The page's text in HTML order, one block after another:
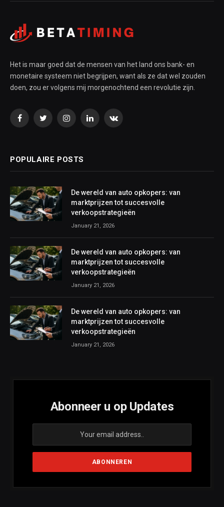
Het is maar goed dat de mensen van het land ons bank- en
monetaire systeem niet begrijpen, want als ze dat wel zouden
doen, zou er volgens mij morgenochtend een revolutie zijn.
FacebookTwitterInstagramLinkedInVKontakte
POPULAIRE POSTS
De wereld van auto opkopers: van
marktprijzen tot succesvolle
verkoopstrategieën
January 21, 2026
De wereld van auto opkopers: van
marktprijzen tot succesvolle
verkoopstrategieën
January 21, 2026
De wereld van auto opkopers: van
marktprijzen tot succesvolle
verkoopstrategieën
January 21, 2026
Abonneer u op Updates